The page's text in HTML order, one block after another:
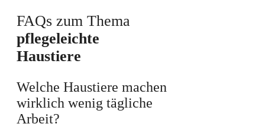
FAQs zum Thema
pflegeleichte
Haustiere
Welche Haustiere machen
wirklich wenig tägliche
Arbeit?